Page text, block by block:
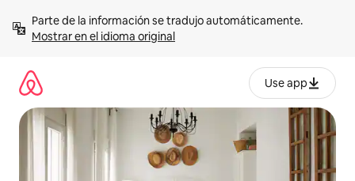
contenidoMostrar en el idioma original
Use app